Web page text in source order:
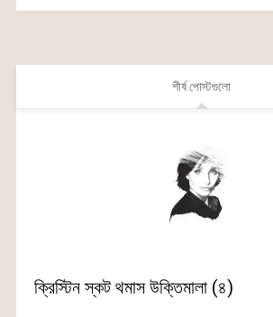
শীর্ষ পোস্টগুলো
ক্রিস্টিন স্কট থমাস উক্তিমালা (৪)